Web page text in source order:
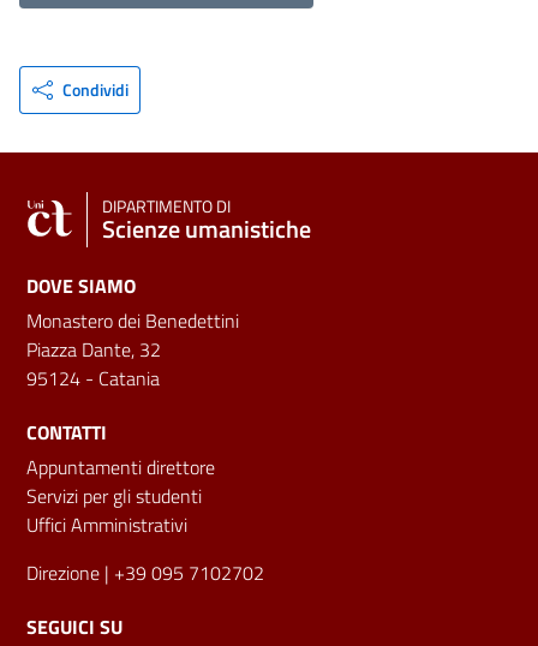
Condividi
DIPARTIMENTO DI
Scienze umanistiche
DOVE SIAMO
Monastero dei Benedettini
Piazza Dante, 32
95124 - Catania
CONTATTI
Appuntamenti direttore
Servizi per gli studenti
Uffici Amministrativi
Direzione | +39 095 7102702
SEGUICI SU